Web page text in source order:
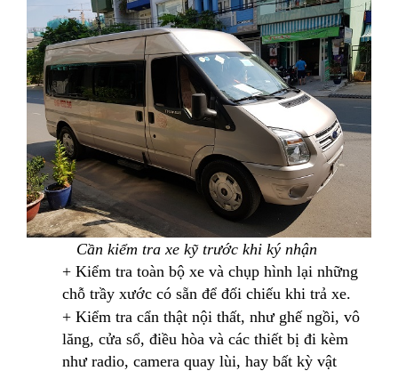
Cần kiểm tra xe kỹ trước khi ký nhận
+ Kiểm tra toàn bộ xe và chụp hình lại những
chỗ trầy xước có sẵn để đối chiếu khi trả xe.
+ Kiểm tra cẩn thật nội thất, như ghế ngồi, vô
lăng, cửa sổ, điều hòa và các thiết bị đi kèm
như radio, camera quay lùi, hay bất kỳ vật